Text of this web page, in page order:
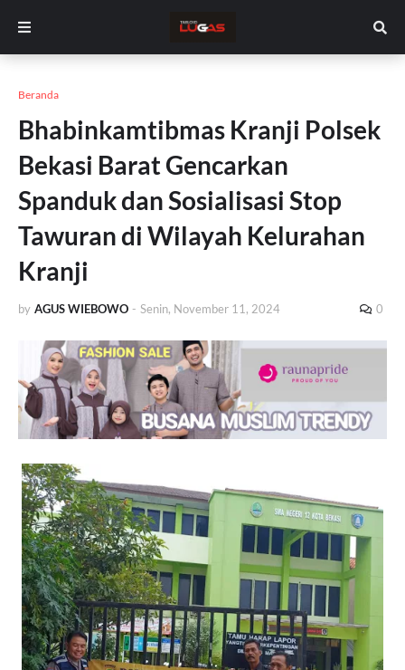
Beranda
Bhabinkamtibmas Kranji Polsek
Bekasi Barat Gencarkan
Spanduk dan Sosialisasi Stop
Tawuran di Wilayah Kelurahan
Kranji
by AGUS WIEBOWO - Senin, November 11, 2024 0